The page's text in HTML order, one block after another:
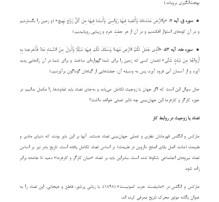
بهجت‌انگیزی برویاند.)
●سوره ق، آیه ۷:
«وَالْأَرْضَ مَدَدْنَاهَا وَأَلْقَیْنَا فِیهَا رَوَاسِیَ وَأَنْبَتْنَا فِیهَا مِنْ کُلِّ زَوْجٍ بَهِیج» (و زمین را بگستردیم
و در آن کوه‌های استوار افکندیم و در آن از هر جفتِ خرم و زیبایی رویانیدیم.)
●سوره طه، آیه ۵۳:
«الَّذِی جَعَلَ لَکُمُ الْأَرْضَ مَهْدًا وَسَلَکَ لَکُمْ فِیهَا سُبُلًا وَأَنْزَلَ مِنَ السَّمَاءِ مَاءً فَأَخْرَجْنَا بِهِ
أَزْوَاجًا مِنْ نَبَاتٍ شَتَّى» (همان کسی که زمین را برای شما گهواره‌ای ساخت و برای شما در آن راه‌هایی پدید
آورد و از آسمان آبی فرود آورد، پس به وسیله آن، جفت‌هایی از گیاهان گوناگون برآوردیم.)
حال سوال این است که اگر جهان با زوجیت تکامل می‌یابد و به‌جای تضاد باید تفاوت‌ها را مکمل بدانیم، در
حوزه کارگر و کارفرما این جهان‌بینی چه تاثیر عملی خواهد داشت؟
تضاد یا زوجیت در روابط کار
مارکس و انگلس قهرمانان نظری و عملی جهان‌بینی تضاد هستند. آنها بر این باور بودند که دنیای مادی و
طبیعت (مانند اصل بقای اصلح داروین در طبیعت) بر اساس تضاد تکامل یافته است، تاریخ بشر نیز بر اساس
تضاد نیروهای اجتماعی شکوفا شده است، بنابراین باید بر تضاد «میان کارگر و کارفرما» دمید تا جامعه برابر
زاده شود.
مارکس و انگلس در «مانیفست حزب کمونیست» (۱۸۴۸)، با زبانی پرشور، قاطع و هیجانی، این تضاد را به
عنوان یگانه موتور محرک تاریخ معرفی کرده اند: